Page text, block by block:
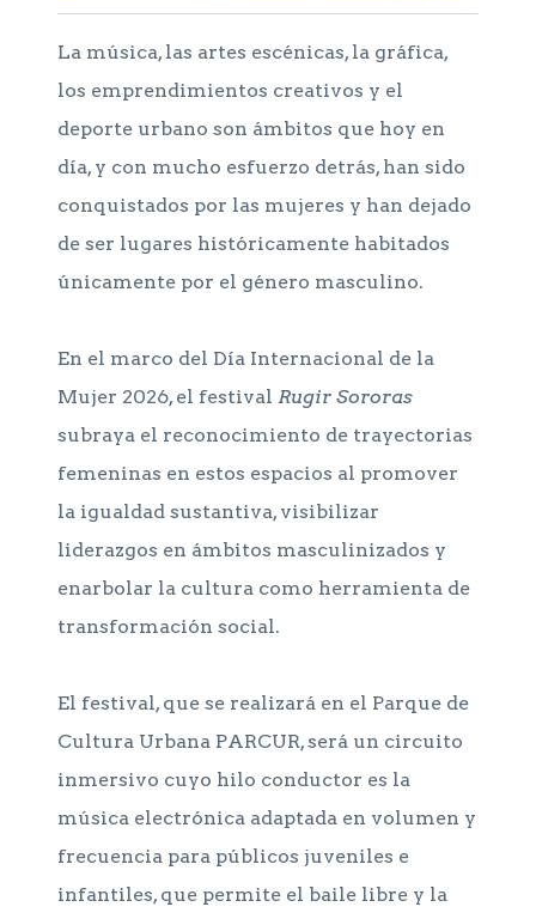
La música, las artes escénicas, la gráfica,
los emprendimientos creativos y el
deporte urbano son ámbitos que hoy en
día, y con mucho esfuerzo detrás, han sido
conquistados por las mujeres y han dejado
de ser lugares históricamente habitados
únicamente por el género masculino.
En el marco del Día Internacional de la
Mujer 2026, el festival Rugir Sororas
subraya el reconocimiento de trayectorias
femeninas en estos espacios al promover
la igualdad sustantiva, visibilizar
liderazgos en ámbitos masculinizados y
enarbolar la cultura como herramienta de
transformación social.
El festival, que se realizará en el Parque de
Cultura Urbana PARCUR, será un circuito
inmersivo cuyo hilo conductor es la
música electrónica adaptada en volumen y
frecuencia para públicos juveniles e
infantiles, que permite el baile libre y la